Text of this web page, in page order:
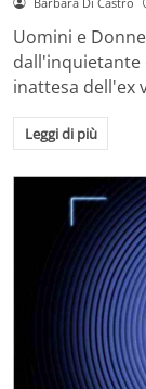
Uomini e
dall'inquietante
inattesa dell'ex
Leggi di più